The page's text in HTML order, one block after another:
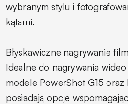
wybranym stylu i
kątami.
Błyskawiczne nagrywanie
Idealne do nagrywania
modele PowerShot G15
posiadają opcje